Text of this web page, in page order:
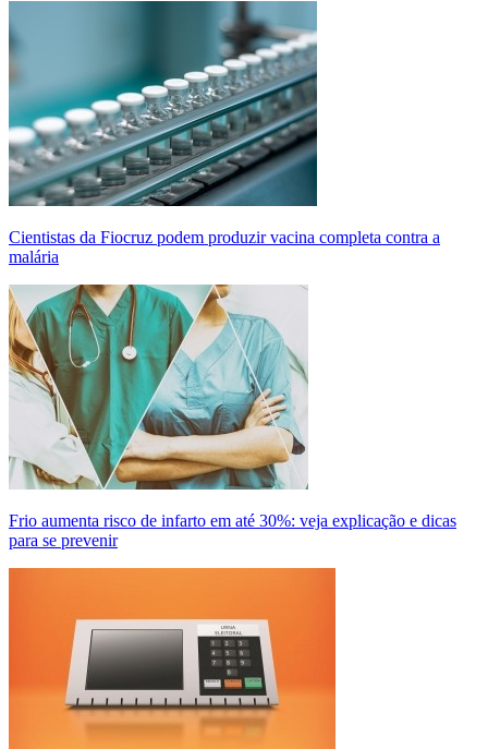
Cientistas da Fiocruz podem produzir vacina completa contra a
malária
Frio aumenta risco de infarto em até 30%: veja explicação e dicas
para se prevenir